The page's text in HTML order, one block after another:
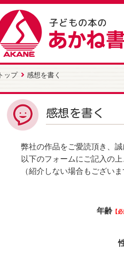
トップ 感想を書く
感想を書く
弊社の作品をご愛読頂き、誠
以下のフォームにご記入の
（紹介しない場合もございま
年齢 必